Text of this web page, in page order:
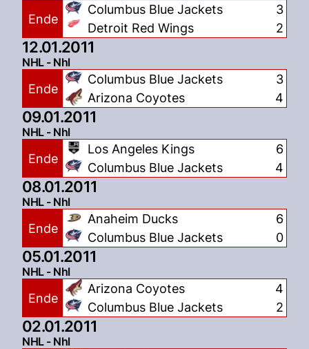
Ende
Columbus Blue Jackets
Detroit Red Wings
3
2
12.01.2011
NHL - Nhl
Ende
Columbus Blue Jackets
Arizona Coyotes
3
4
09.01.2011
NHL - Nhl
Ende
Los Angeles Kings
Columbus Blue Jackets
6
4
08.01.2011
NHL - Nhl
Ende
Anaheim Ducks
Columbus Blue Jackets
6
0
05.01.2011
NHL - Nhl
Ende
Arizona Coyotes
Columbus Blue Jackets
4
2
02.01.2011
NHL - Nhl